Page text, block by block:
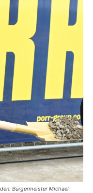
Bürgermeister Michael